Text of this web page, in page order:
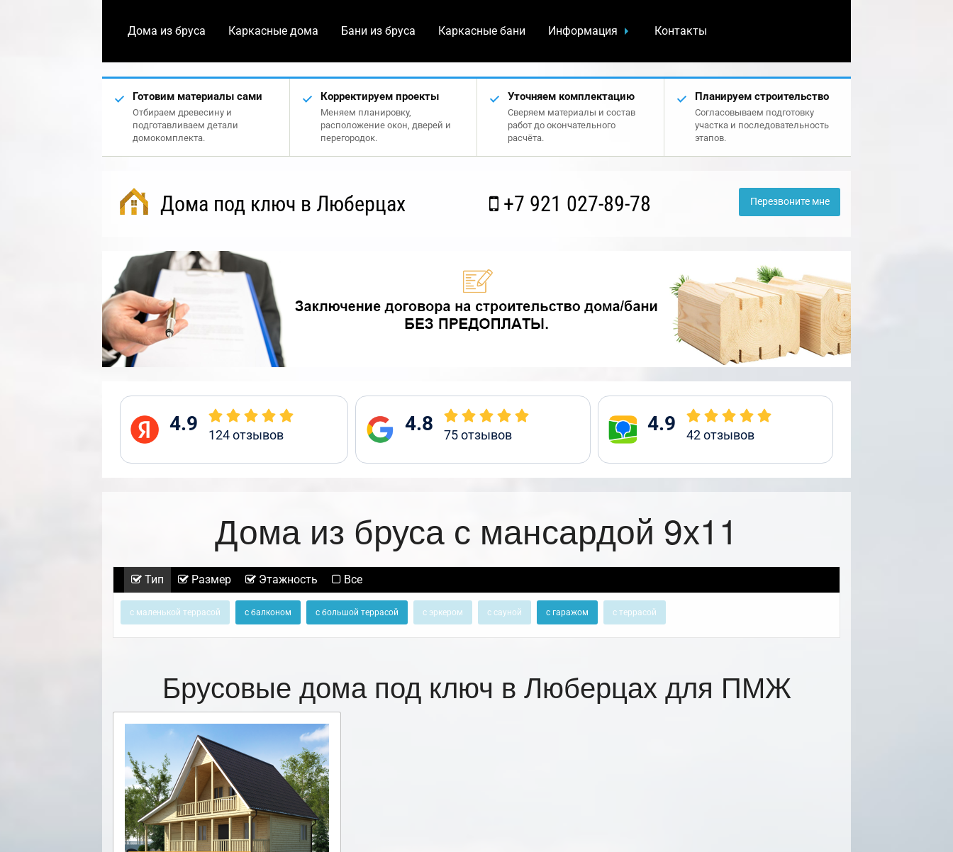
Дома из бруса Каркасные дома Бани из бруса Каркасные бани Информация Контакты
Готовим материалы сами
Отбираем древесину и
подготавливаем детали
домокомплекта.
Корректируем проекты
Меняем планировку,
расположение окон, дверей и
перегородок.
Уточняем комплектацию
Сверяем материалы и состав
работ до окончательного
расчёта.
Планируем строительство
Согласовываем подготовку
участка и последовательность
этапов.
Дома под ключ в Люберцах +7 921 027-89-78 Перезвоните мне
4.9 124отзывов 4.8 75отзывов 4.9 42отзывов
Дома из бруса с мансардой 9х11
Тип Размер Этажность Все
с маленькой террасой с балконом с большой террасой с эркером с сауной с гаражом с террасой
Брусовые дома под ключ в Люберцах для ПМЖ